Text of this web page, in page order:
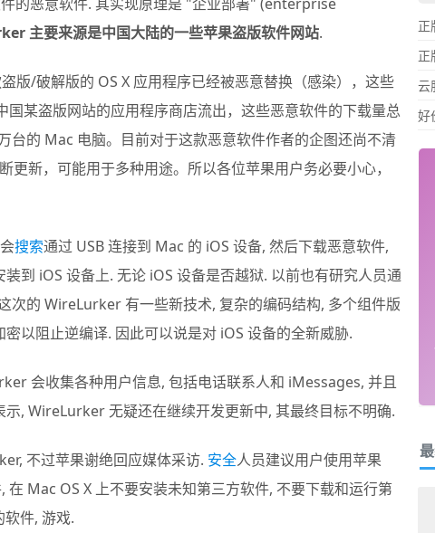
主要来源是中国大陆的一些苹果盗版软件网站.
版/破解版的 OS X 应用程序已经被恶意替换（感染），这些
国某盗版网站的应用程序商店流出，这些恶意软件的下载量总
台的 Mac 电脑。目前对于这款恶意软件作者的企图还尚不清
更新，可能用于多种用途。所以各位苹果用户务必要小心，
搜索通过 USB 连接到 Mac 的 iOS 设备, 然后下载恶意软件,
到 iOS 设备上. 无论 iOS 设备是否越狱. 以前也有研究人员通
次的 WireLurker 有一些新技术, 复杂的编码结构, 多个组件版
以阻止逆编译. 因此可以说是对 iOS 设备的全新威胁.
会收集各种用户信息, 包括电话联系人和 iMessages, 并且
示, WireLurker 无疑还在继续开发更新中, 其最终目标不明确.
不过苹果谢绝回应媒体采访. 安全人员建议用户使用苹果
Mac OS X 上不要安装未知第三方软件, 不要下载和运行第
件, 游戏.
正
正
云
好